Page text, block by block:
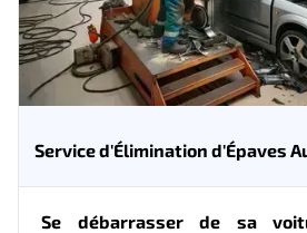
Service d'Élimination d'Épaves
Se débarrasser de sa